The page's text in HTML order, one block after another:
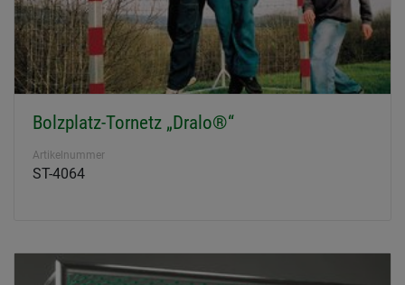
Bolzplatz-Tornetz „Dralo®“
Artikelnummer
ST-4064